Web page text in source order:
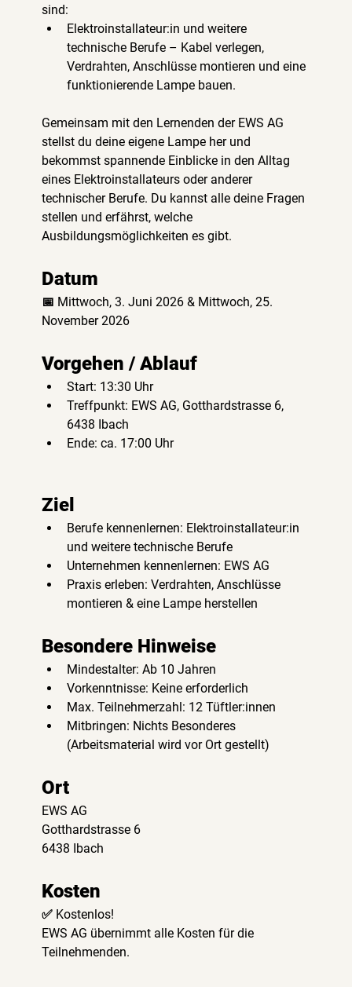
sind:
Elektroinstallateur:in und weitere
technische Berufe – Kabel verlegen,
Verdrahten, Anschlüsse montieren und eine
funktionierende Lampe bauen.
Gemeinsam mit den Lernenden der EWS AG
stellst du deine eigene Lampe her und
bekommst spannende Einblicke in den Alltag
eines Elektroinstallateurs oder anderer
technischer Berufe. Du kannst alle deine Fragen
stellen und erfährst, welche
Ausbildungsmöglichkeiten es gibt.
Datum
📅 Mittwoch, 3. Juni 2026 & Mittwoch, 25.
November 2026
Vorgehen / Ablauf
Start: 13:30 Uhr
Treffpunkt: EWS AG, Gotthardstrasse 6,
6438 Ibach
Ende: ca. 17:00 Uhr
Ziel
Berufe kennenlernen: Elektroinstallateur:in
und weitere technische Berufe
Unternehmen kennenlernen: EWS AG
Praxis erleben: Verdrahten, Anschlüsse
montieren & eine Lampe herstellen
Besondere Hinweise
Mindestalter: Ab 10 Jahren
Vorkenntnisse: Keine erforderlich
Max. Teilnehmerzahl: 12 Tüftler:innen
Mitbringen: Nichts Besonderes
(Arbeitsmaterial wird vor Ort gestellt)
Ort
EWS AG
Gotthardstrasse 6
6438 Ibach
Kosten
✅ Kostenlos!
EWS AG übernimmt alle Kosten für die
Teilnehmenden.